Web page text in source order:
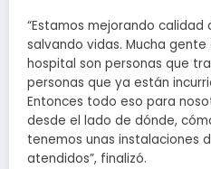
“Estamos mejorando
salvando vidas. Mucha
hospital son personas que
personas que ya están
Entonces todo eso para
desde el lado de dónde,
tenemos unas instalaciones
atendidos”, finalizó.